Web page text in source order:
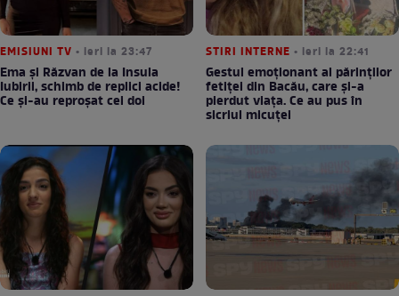
EMISIUNI TV • ieri la 23:47
Ema și Răzvan de la Insula
Iubirii, schimb de replici acide!
Ce și-au reproșat cei doi
STIRI INTERNE • ieri la 22:41
Gestul emoționant al părinților
fetiței din Bacău, care și-a
pierdut viața. Ce au pus în
sicriul micuței